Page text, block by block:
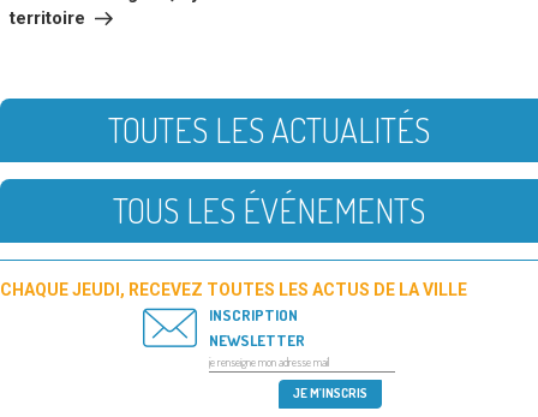
territoire
TOUTES LES ACTUALITÉS
TOUS LES ÉVÉNEMENTS
CHAQUE JEUDI, RECEVEZ TOUTES LES ACTUS DE LA VILLE
INSCRIPTION
NEWSLETTER